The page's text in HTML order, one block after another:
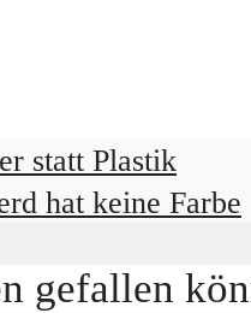
statt Plastik
hat keine Farbe
gefallen